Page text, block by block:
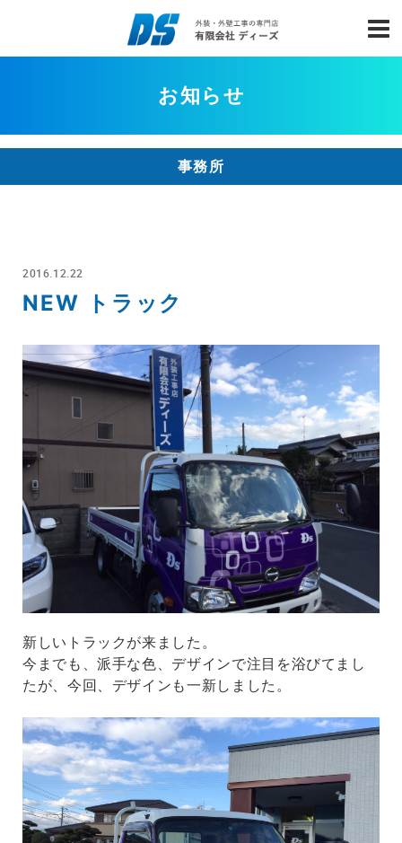
お知らせ
事務所
2016.12.22
NEW トラック
新しいトラックが来ました。
今までも、派手な色、デザインで注目を浴びてまし
たが、今回、デザインも一新しました。